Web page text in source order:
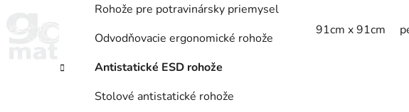
Rohože pre potravinársky priemysel
Odvodňovacie ergonomické rohože
Antistatické ESD rohože
Stolové antistatické rohože
91cm x 91cm